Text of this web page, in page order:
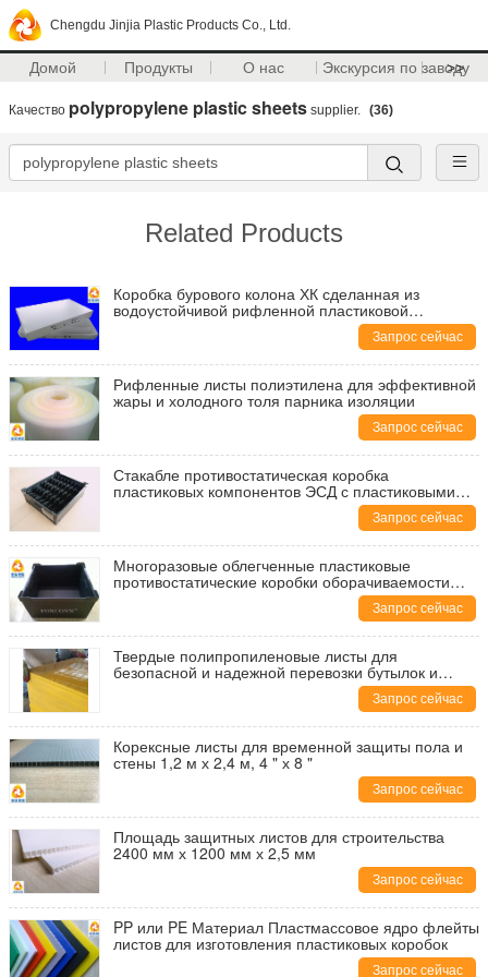
Chengdu Jinjia Plastic Products Co., Ltd.
Домой Продукты О нас Экскурсия по заводу
>>
Качество polypropylene plastic sheets supplier. (36)
Related Products
Коробка бурового колона ХК сделанная из
водоустойчивой рифленной пластиковой
картонной коробки листов лучше чем навощенной
Запрос сейчас
Рифленные листы полиэтилена для эффективной
жары и холодного толя парника изоляции
Запрос сейчас
Стакабле противостатическая коробка
пластиковых компонентов ЭСД с пластиковыми
Запрос сейчас
Многоразовые облегченные пластиковые
противостатические коробки оборачиваемости
Запрос сейчас
Твердые полипропиленовые листы для
безопасной и надежной перевозки бутылок и
Запрос сейчас
Корексные листы для временной защиты пола и
стены 1,2 м х 2,4 м, 4 " х 8 "
Запрос сейчас
Площадь защитных листов для строительства
2400 мм х 1200 мм х 2,5 мм
Запрос сейчас
PP или PE Материал Пластмассовое ядро флейты
листов для изготовления пластиковых коробок
Запрос сейчас